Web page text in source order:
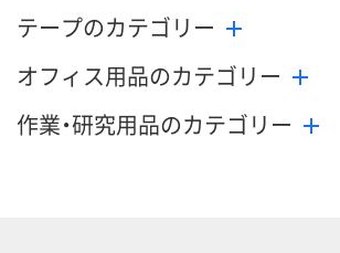
テープのカテゴリー
オフィス用品のカテゴリー
作業・研究用品のカテゴリー